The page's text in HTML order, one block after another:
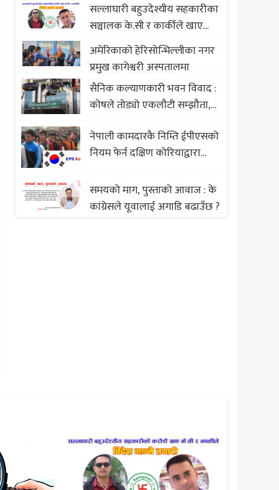
सल्लाघारी बहुउदेश्यीय सहकारीका
सञ्चालक के.सी र कार्कीले खाए
सदस्यको करोडौं बचत
अमेरिकाको हेरिसोन्भिल्लीका नगर
प्रमुख कागेश्वरी अस्पतालमा
सैनिक कल्याणकारी भवन विवाद :
कोषले तोड्यो एकलौटी सम्झौता,
बिखलबन्दमा (भिडियो)
नेपाली कामदारकै निम्ति ईपीएसको
नियम फेर्न दक्षिण कोरियाद्वारा
समयको माग, पुस्ताको आवाज : के
कांग्रेसले यूवालाई अगाडि बढाउँछ ?